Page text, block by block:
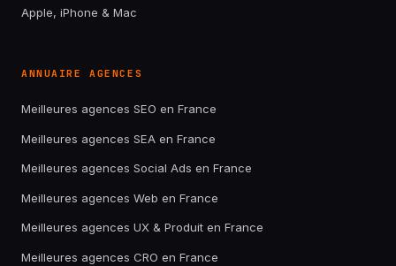
Apple, iPhone & Mac
ANNUAIRE AGENCES
Meilleures agences SEO en France
Meilleures agences SEA en France
Meilleures agences Social Ads en France
Meilleures agences Web en France
Meilleures agences UX & Produit en France
Meilleures agences CRO en France